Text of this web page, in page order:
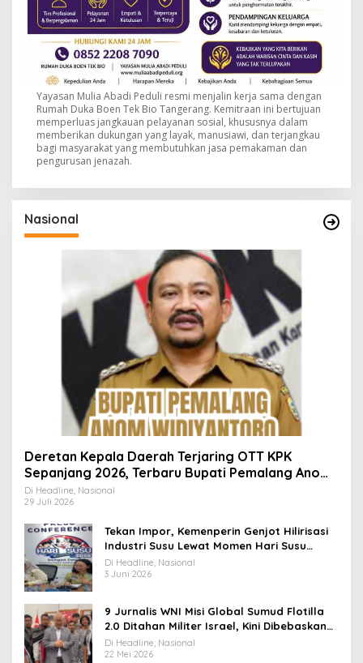
Yayasan Mulia Abadi Peduli resmi menjalin kerja sama dengan
Rumah Duka Boen Tek Bio Tangerang. Kemitraan ini bertujuan
memperluas jangkauan pelayanan sosial, khususnya dalam
memberikan dukungan yang layak, manusiawi, dan terjangkau
bagi masyarakat yang membutuhkan jasa pemakaman dan
pengurusan jenazah.
Nasional
Deretan Kepala Daerah Terjaring OTT KPK
Sepanjang 2026, Terbaru Bupati Pemalang Anom
Widiyantoro
Di Headline, Nasional
29 Juli 2026
Tekan Impor, Kemenperin Genjot Hilirisasi
Industri Susu Lewat Momen Hari Susu
Nusantara 2026
Di Headline, Nasional
3 Juni 2026
9 Jurnalis WNI Misi Global Sumud Flotilla
2.0 Ditahan Militer Israel, Kini Dibebaskan
dan Dievakuasi ke Istanbul
Di Headline, Nasional
22 Mei 2026